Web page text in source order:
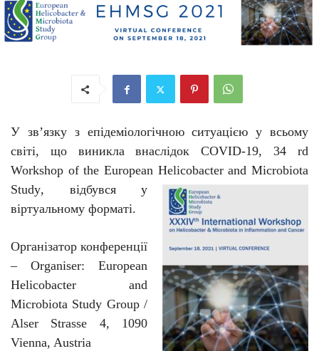
У зв’язку з епідеміологічною ситуацією у всьому
світі, що виникла внаслідокCOVID-19,34rd
Workshop of the European Helicobacter and Microbiota
Study, відбувся у
віртуальному форматі.
Організатор конференції
– Organiser: European
Helicobacter and
Microbiota Study Group /
Alser Strasse 4, 1090
Vienna, Austria